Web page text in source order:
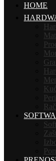
HOME